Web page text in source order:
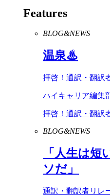
Features
BLOG&NEWS
温泉♨
拝啓！通訳・翻訳
ハイキャリア編集
拝啓！通訳・翻訳
BLOG&NEWS
「人生は短
ソだ」
通訳・翻訳者リレ